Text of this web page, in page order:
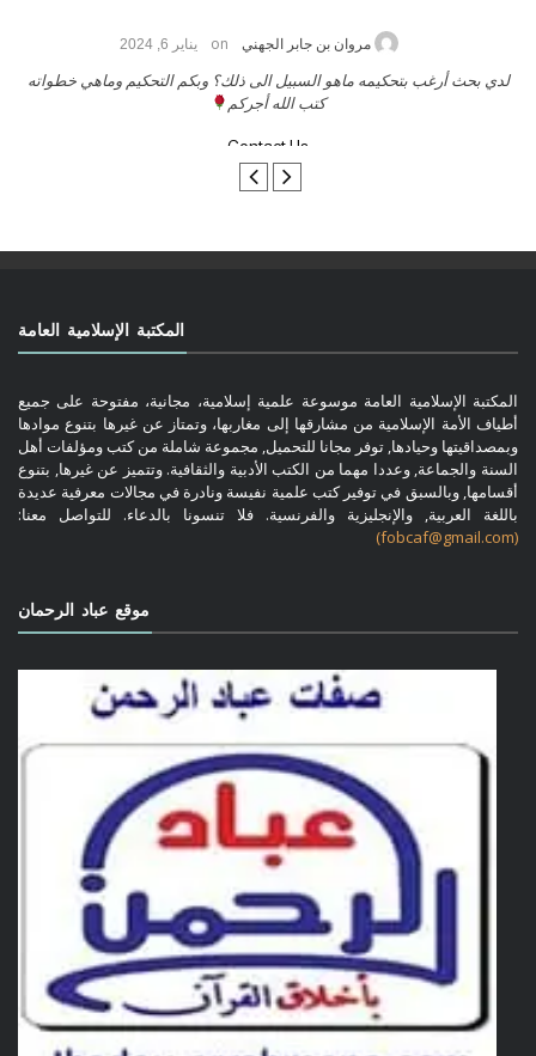
لدي
حامد الزريقي on يناير 25, 2026
السلام عليكم ورحمة الله وبركاتة أرغب بنشر كتابي معكم
المكتبة الإسلامية العامة
المكتبة الإسلامية العامة موسوعة علمية إسلامية، مجانية، مفتوحة على جميع
أطياف الأمة الإسلامية من مشارقها إلى مغاربها، وتمتاز عن غيرها بتنوع موادها
وبمصداقيتها وحيادها, توفر مجانا للتحميل, مجموعة شاملة من كتب ومؤلفات أهل
السنة والجماعة, وعددا مهما من الكتب الأدبية والثقافية. وتتميز عن غيرها, بتنوع
أقسامها, وبالسبق في توفير كتب علمية نفيسة ونادرة في مجالات معرفية عديدة
باللغة العربية, والإنجليزية والفرنسية. فلا تنسونا بالدعاء. للتواصل معنا:
(fobcaf@gmail.com)
موقع عباد الرحمان